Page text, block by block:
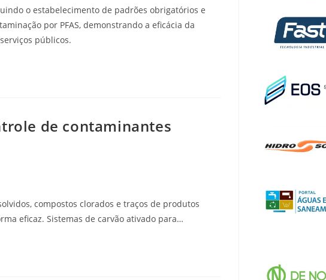
o estabelecimento de padrões obrigatórios e
por PFAS, demonstrando a eficácia da
públicos.
de contaminantes
compostos clorados e traços de produtos
eficaz. Sistemas de carvão ativado para…